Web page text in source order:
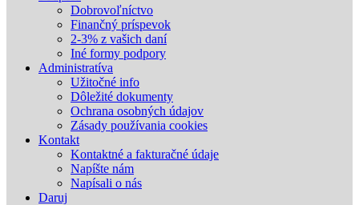
Dobrovoľníctvo
Finančný príspevok
2-3% z vašich daní
Iné formy podpory
Administratíva
Užitočné info
Dôležité dokumenty
Ochrana osobných údajov
Zásady používania cookies
Kontakt
Kontaktné a fakturačné údaje
Napíšte nám
Napísali o nás
Daruj